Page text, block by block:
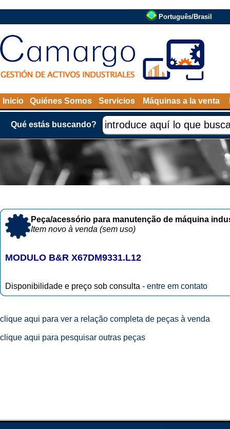
Português/Brasil
Inicio Quiénes Somos Servicios Máquinas a la venta
Qué estás buscando?
Peça/acessório para manutenção de máquina
Item novo à venda (sem uso)
MODULO B&R X67DM9331.L12
Disponibilidade e preço sob consulta - entre em contato
clique aqui para ver a relação completa de peças à venda
clique aqui para pesquisar outras peças